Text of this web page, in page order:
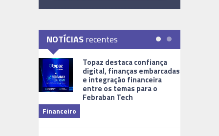
NOTÍCIASrecentes
Topaz destaca confiança
digital, finanças embarcadas
e integração financeira
entre os temas para o
Febraban Tech
Financeiro